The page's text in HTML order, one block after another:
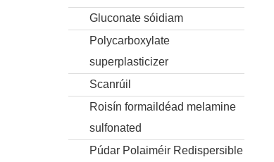
Gluconate sóidiam
Polycarboxylate
superplasticizer
Scanrúil
Roisín formaildéad melamine
sulfonated
Púdar Polaiméir Redispersible